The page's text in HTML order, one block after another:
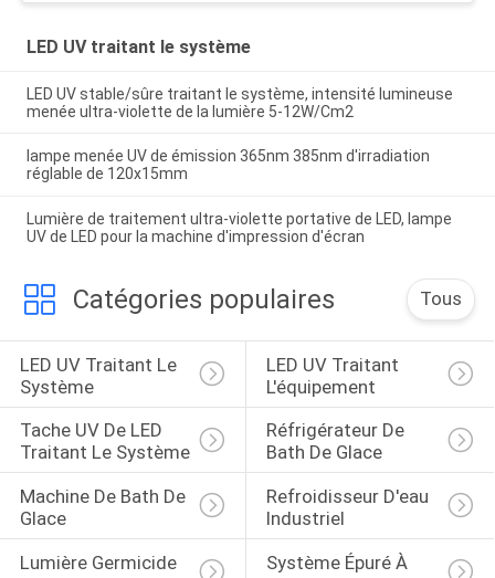
LED UV traitant le système
LED UV stable/sûre traitant le système, intensité lumineuse
menée ultra-violette de la lumière 5-12W/Cm2
lampe menée UV de émission 365nm 385nm d'irradiation
réglable de 120x15mm
Lumière de traitement ultra-violette portative de LED, lampe
UV de LED pour la machine d'impression d'écran
Catégories populaires Tous
LED UV Traitant Le
Système
LED UV Traitant
L'équipement
Tache UV De LED
Traitant Le Système
Réfrigérateur De
Bath De Glace
Machine De Bath De
Glace
Refroidisseur D'eau
Industriel
Lumière Germicide
Système Épuré À